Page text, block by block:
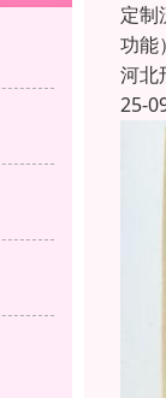
定制
功能
河北
25-